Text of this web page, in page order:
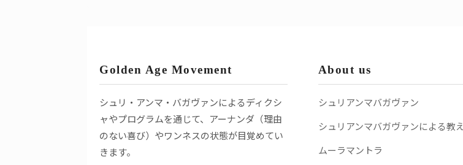
Golden Age Movement
シュリ・アンマ・バガヴァンによるディクシ
ャやプログラムを通じて、アーナンダ（理由
のない喜び）やワンネスの状態が目覚めてい
きます。
About us
シュリアンマバガヴァン
シュリアンマバガヴァンによる教え
ムーラマントラ